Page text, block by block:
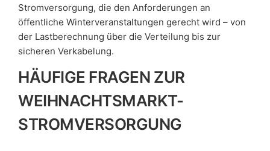
Stromversorgung, die den Anforderungen an
öffentliche Winterveranstaltungen gerecht wird – von
der Lastberechnung über die Verteilung bis zur
sicheren Verkabelung.
HÄUFIGE FRAGEN ZUR
WEIHNACHTSMARKT-
STROMVERSORGUNG